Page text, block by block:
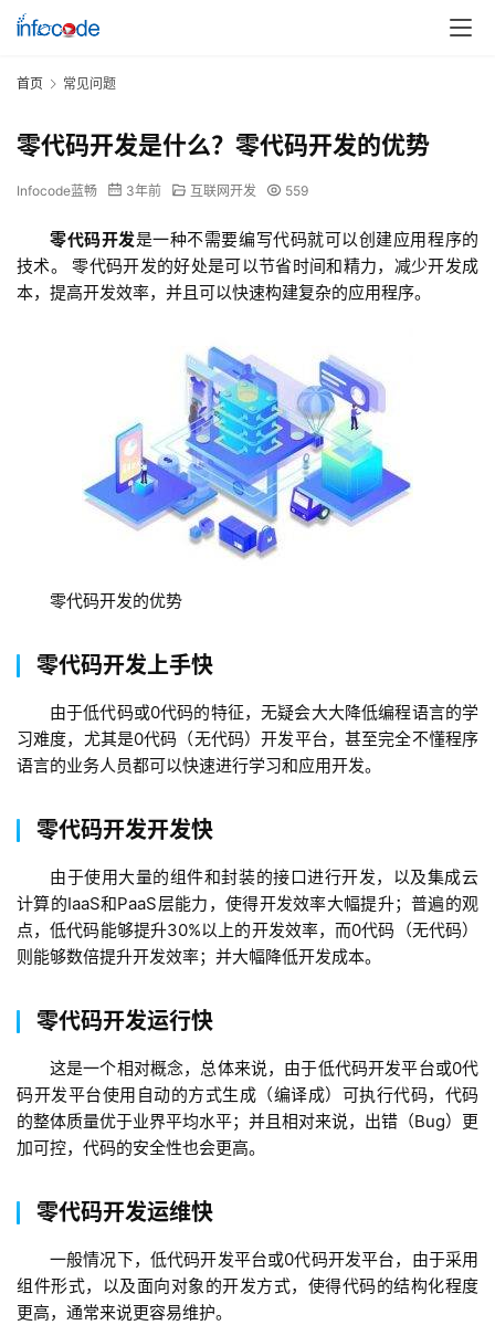
蓝
页
H
开
小
程
序
发
微
信
首页 常见问题
零代码开发是什么？零代码开发的优势
Infocode蓝畅 3年前 互联网开发 559
零代码开发是一种不需要编写代码就可以创 建应用程序的
技术。 零代码开发的好处是可以节省时间和精力，减少开发成
本，提高开发效率，并且可以快速构建复杂的应用程序。
零代码开发的优势
零代码开发上手快
由于低代码或0代码的特征，无疑会大大降低编程语言的学
习难度，尤其是0代码（无代码）开发平台，甚至完全不懂程序
语言的业务人员都可以快速进行学习和应用开发。
零代码开发开发快
由于使用大量的组件和封装的接口进行开发，以及集成云
计算的IaaS和PaaS层能力，使得开发效率大幅提升；普遍的观
点，低代码能够提升30%以上的开发效率，而0代码（无代码）
则能够数倍提升开发效率；并大幅降低开发成本。
零代码开发运行快
这是一个相对概念，总体来说，由于低代码开发平台或0代
码开发平台使用自动的方式生成（编译成）可执行代码，代码
的整体质量优于业界平均水平；并且相对来说，出错（Bug）更
加可控，代码的安全性也会更高。
零代码开发运维快
一般情况下，低代码开发平台或0代码开发平台，由于采用
组件形式，以及面向对象的开发方式，使得代码的结构化程度
更高，通常来说更容易维护。